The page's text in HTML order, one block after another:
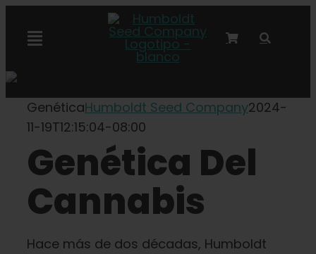
Alternar
Semillas Autoflower
GenéticaHumboldt Seed Company2024-
11-19T12:15:04-08:00
Genética Del
Cannabis
Hace más de dos décadas, Humboldt